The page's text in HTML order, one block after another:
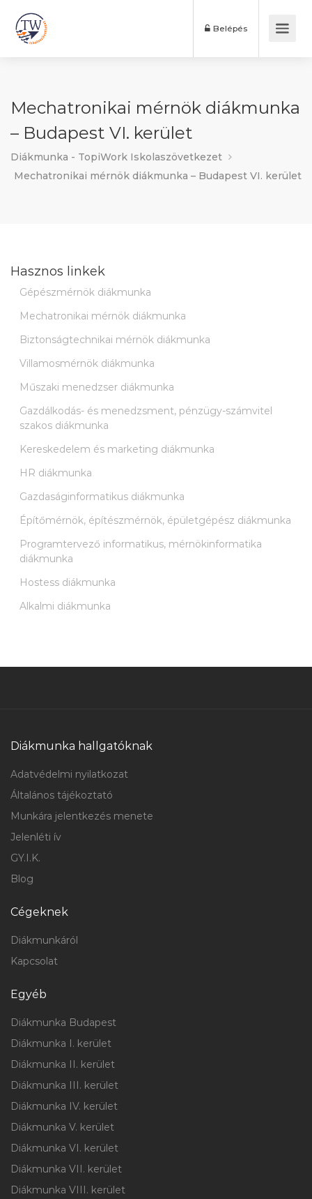
Belépés
Mechatronikai mérnök diákmunka
– Budapest VI. kerület
Diákmunka - TopiWork Iskolaszövetkezet
Mechatronikai mérnök diákmunka – Budapest VI. kerület
Hasznos linkek
Gépészmérnök diákmunka
Mechatronikai mérnök diákmunka
Biztonságtechnikai mérnök diákmunka
Villamosmérnök diákmunka
Műszaki menedzser diákmunka
Gazdálkodás- és menedzsment, pénzügy-számvitel
szakos diákmunka
Kereskedelem és marketing diákmunka
HR diákmunka
Gazdaságinformatikus diákmunka
Építőmérnök, építészmérnök, épületgépész diákmunka
Programtervező informatikus, mérnökinformatika
diákmunka
Hostess diákmunka
Alkalmi diákmunka
Diákmunka hallgatóknak
Adatvédelmi nyilatkozat
Általános tájékoztató
Munkára jelentkezés menete
Jelenléti ív
GY.I.K.
Blog
Cégeknek
Diákmunkáról
Kapcsolat
Egyéb
Diákmunka Budapest
Diákmunka I. kerület
Diákmunka II. kerület
Diákmunka III. kerület
Diákmunka IV. kerület
Diákmunka V. kerület
Diákmunka VI. kerület
Diákmunka VII. kerület
Diákmunka VIII. kerület